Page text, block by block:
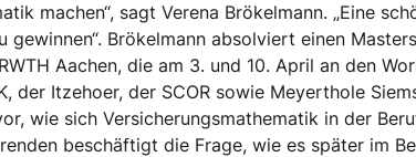
machen“, sagt Verena Brökelmann. „Eine
Brökelmann absolviert einen
Aachen, die am 3. und 10. April an den
der Itzehoer, der SCOR sowie Meyerthole
wie sich Versicherungsmathematik in der
beschäftigt die Frage, wie es später im